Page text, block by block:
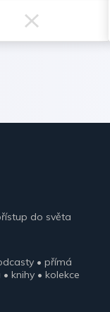
do světa
• přímá
knihy • kolekce